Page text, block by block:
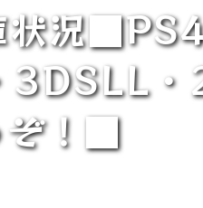
況
3DSLL
ぞ！■